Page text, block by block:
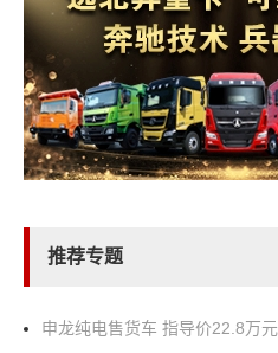
推荐专题
申龙纯电售货车 指导价22.8万元